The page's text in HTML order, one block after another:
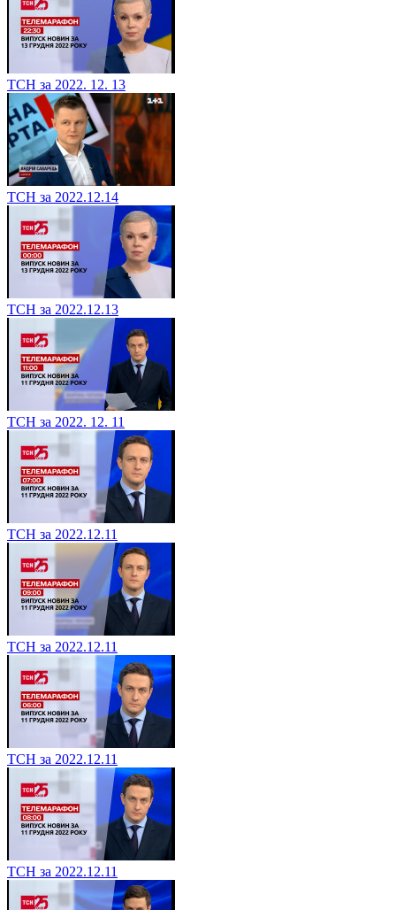
ТСН за 2022. 12. 13
ТСН за 2022.12.14
ТСН за 2022.12.13
ТСН за 2022. 12. 11
ТСН за 2022.12.11
ТСН за 2022.12.11
ТСН за 2022.12.11
ТСН за 2022.12.11